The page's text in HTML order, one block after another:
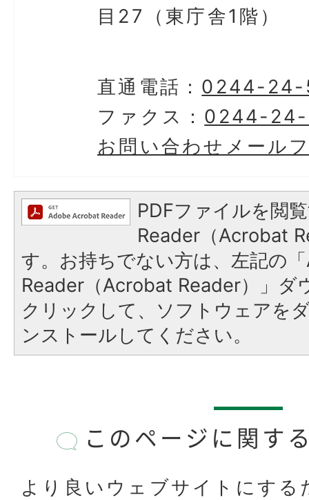
目27（東庁舎1階）
直通電話： 0244-
ファクス： 0244-
お問い合わせメール
PDFファイルを閲
Reader（Acrobat
す。お持ちでない方は、左記の
Reader（Acrobat Reader）」ダ
クリックして、ソフトウェアを
ンストールしてください。
このページに関す
より良いウェブサイトにする